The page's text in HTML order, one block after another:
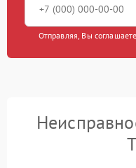
Отправляя, Вы